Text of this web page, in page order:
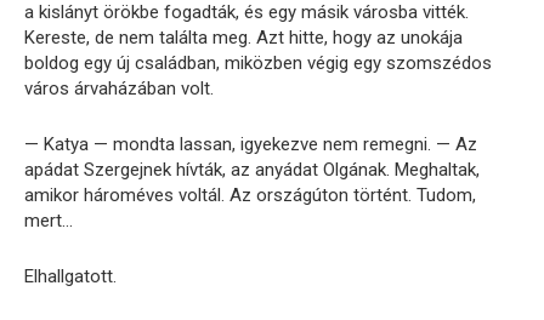
a kislányt örökbe fogadták, és egy másik városba vitték.
Kereste, de nem találta meg. Azt hitte, hogy az unokája
boldog egy új családban, miközben végig egy szomszédos
város árvaházában volt.
— Katya — mondta lassan, igyekezve nem remegni. — Az
apádat Szergejnek hívták, az anyádat Olgának. Meghaltak,
amikor hároméves voltál. Az országúton történt. Tudom,
mert…
Elhallgatott.